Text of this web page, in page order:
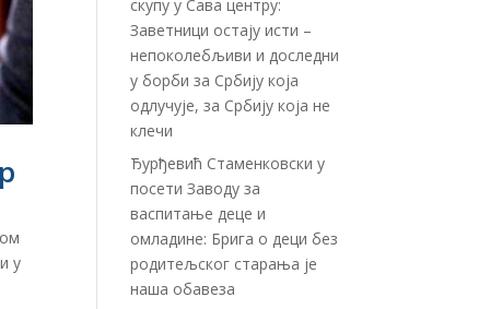
у
скупу у Сава центру:
Заветници остају исти –
непоколебљиви и доследни
у борби за Србију која
одлучује, за Србију која не
клечи
Ђурђевић Стаменковски у
посети Заводу за
васпитање деце и
омладине: Брига о деци без
родитељског старања је
наша обавеза